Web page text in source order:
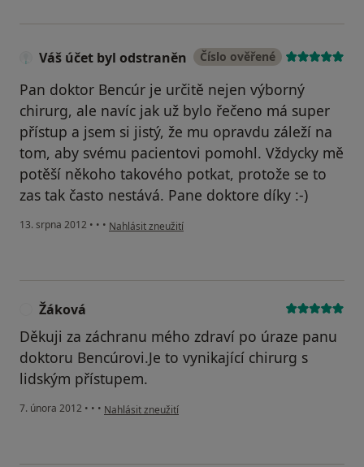
Váš účet byl odstraněn Číslo ověřené
Pan doktor Bencúr je určitě nejen výborný
chirurg, ale navíc jak už bylo řečeno má super
přístup a jsem si jistý, že mu opravdu záleží na
tom, aby svému pacientovi pomohl. Vždycky mě
potěší někoho takového potkat, protože se to
zas tak často nestává. Pane doktore díky :-)
13. srpna 2012 • • • podle názoru uživatele Váš účet byl odstraněn
Nahlásit zneužití
Žáková
Děkuji za záchranu mého zdraví po úraze panu
doktoru Bencúrovi.Je to vynikající chirurg s
lidským přístupem.
7. února 2012 • • • podle názoru uživatele Žáková
Nahlásit zneužití